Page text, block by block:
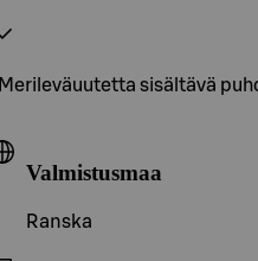
Merileväuutetta sisältävä
Valmistusmaa
Ranska